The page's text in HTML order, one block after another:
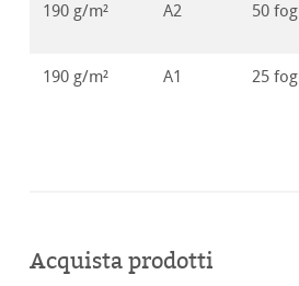
190 g/m² A2 50
190 g/m² A1 25
Acquista prodotti